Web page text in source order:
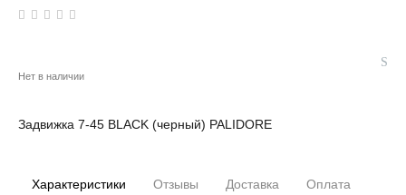
Нет в наличии
Задвижка 7-45 BLACK (черный) PALIDORE
Характеристики Отзывы Доставка Оплата